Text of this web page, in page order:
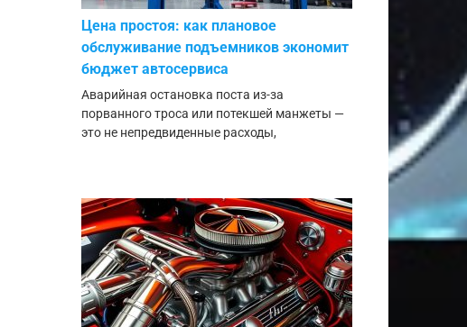
Цена простоя: как плановое
обслуживание подъемников экономит
бюджет автосервиса
Аварийная остановка поста из-за
порванного троса или потекшей манжеты —
это не непредвиденные расходы,